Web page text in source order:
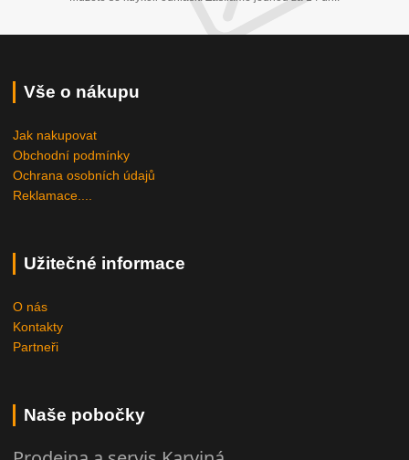
Vše o nákupu
Jak nakupovat
Obchodní podmínky
Ochrana osobních údajů
Reklamace....
Užitečné informace
O nás
Kontakty
Partneři
Naše pobočky